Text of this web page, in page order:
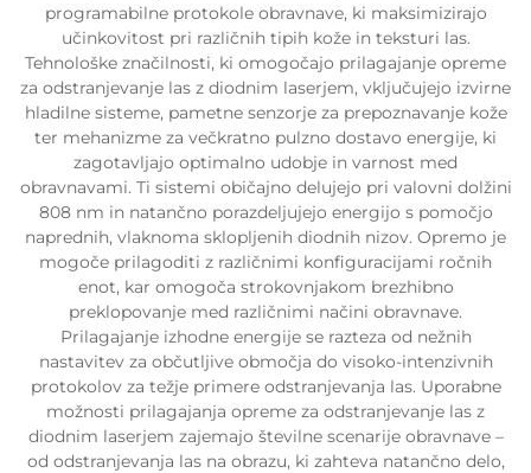
programabilne protokole obravnave, ki maksimizirajo
učinkovitost pri različnih tipih kože in teksturi las.
Tehnološke značilnosti, ki omogočajo prilagajanje opreme
za odstranjevanje las z diodnim laserjem, vključujejo izvirne
hladilne sisteme, pametne senzorje za prepoznavanje kože
ter mehanizme za večkratno pulzno dostavo energije, ki
zagotavljajo optimalno udobje in varnost med
obravnavami. Ti sistemi običajno delujejo pri valovni dolžini
808 nm in natančno porazdeljujejo energijo s pomočjo
naprednih, vlaknoma sklopljenih diodnih nizov. Opremo je
mogoče prilagoditi z različnimi konfiguracijami ročnih
enot, kar omogoča strokovnjakom brezhibno
preklopovanje med različnimi načini obravnave.
Prilagajanje izhodne energije se razteza od nežnih
nastavitev za občutljive območja do visoko-intenzivnih
protokolov za težje primere odstranjevanja las. Uporabne
možnosti prilagajanja opreme za odstranjevanje las z
diodnim laserjem zajemajo številne scenarije obravnave –
od odstranjevanja las na obrazu, ki zahteva natančno delo,